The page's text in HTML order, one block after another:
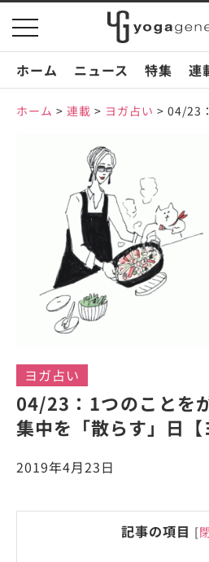
toggle
navigation
ホーム
ニュース 特集 連
ホーム > 連載 > ヨガ占い > 04/23
ヨガ占い
04/23：1つのことを
集中を「散らす」日【
2019年4月23日
記事の項目 [